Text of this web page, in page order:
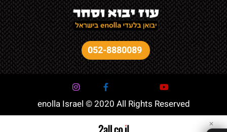
052-8880089
enolla Israel © 2020 All Rights Reserved
✕